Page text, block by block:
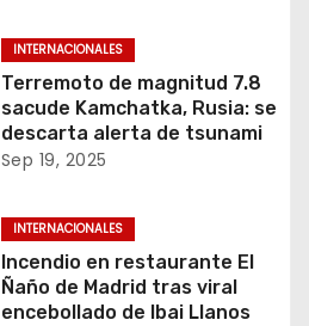
INTERNACIONALES
Terremoto de magnitud 7.8
sacude Kamchatka, Rusia: se
descarta alerta de tsunami
Sep 19, 2025
INTERNACIONALES
Incendio en restaurante El
Ñaño de Madrid tras viral
encebollado de Ibai Llanos